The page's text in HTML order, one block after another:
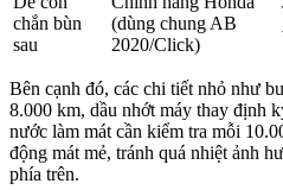
chắn bùn
sau
(dùng chung AB
2020/Click)
Bên cạnh đó, các chi tiết nhỏ như
8.000 km, dầu nhớt máy thay định
nước làm mát cần kiểm tra mỗi
động mát mẻ, tránh quá nhiệt ảnh
phía trên.